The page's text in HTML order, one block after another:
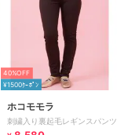
40%OFF
¥1500ｸｰﾎﾟﾝ
ホコモモラ
刺繍入り裏起毛レギンスパンツ